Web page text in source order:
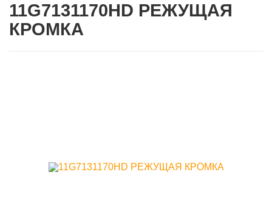
11G7131170HD РЕЖУЩАЯ
КРОМКА